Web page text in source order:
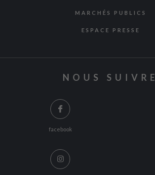
MARCHÉS PUBLICS
ESPACE PRESSE
NOUS SUIVRE
facebook